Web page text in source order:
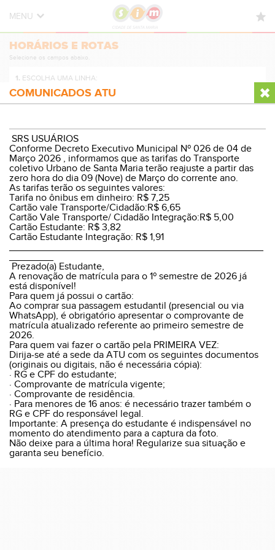
MENU
HORÁRIOS E ROTAS
DÚVIDAS FREQUENTES
COMUNICADOS ATU
SRS USUÁRIOS
Conforme Decreto Executivo Municipal Nº 026 de 04 de
Março 2026 , informamos que as tarifas do Transporte
coletivo Urbano de Santa Maria terão reajuste a partir das
zero hora do dia 09 (Nove) de Março do corrente ano.
As tarifas terão os seguintes valores:
Tarifa no ônibus em dinheiro: R$ 7,25
Cartão vale Transporte/Cidadão:R$ 6,65
Cartão Vale Transporte/ Cidadão Integração:R$ 5,00
Cartão Estudante: R$ 3,82
Cartão Estudante Integração: R$ 1,91
Prezado(a) Estudante,
A renovação de matrícula para o 1º semestre de 2026 já
está disponível!
Para quem já possui o cartão:
Ao comprar sua passagem estudantil (presencial ou via
WhatsApp), é obrigatório apresentar o comprovante de
matrícula atualizado referente ao primeiro semestre de
2026.
Para quem vai fazer o cartão pela PRIMEIRA VEZ:
Dirija-se até a sede da ATU com os seguintes documentos
(originais ou digitais, não é necessária cópia):
· RG e CPF do estudante;
· Comprovante de matrícula vigente;
· Comprovante de residência.
· Para menores de 16 anos: é necessário trazer também o
RG e CPF do responsável legal.
Importante: A presença do estudante é indispensável no
momento do atendimento para a captura da foto.
Não deixe para a última hora! Regularize sua situação e
garanta seu benefício.
HORÁRIOS E ROTAS
Selecione os campos abaixo.
1. ESCOLHA UMA LINHA:
2.ESCOLHA A DIREÇÃO:
3.ESCOLHA O PERÍODO:
VER HORÁRIOS E ROTA
© Sistema Integrado Municipal Versão Desktop